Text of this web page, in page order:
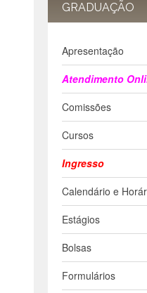
GRADUAÇÃO
Apresentação
Atendimento
Comissões
Cursos
Ingresso
Calendário e
Estágios
Bolsas
Formulários